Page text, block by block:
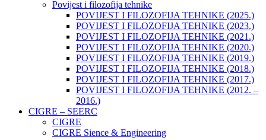
Povijest i filozofija tehnike
POVIJEST I FILOZOFIJA TEHNIKE (2025.)
POVIJEST I FILOZOFIJA TEHNIKE (2023.)
POVIJEST I FILOZOFIJA TEHNIKE (2021.)
POVIJEST I FILOZOFIJA TEHNIKE (2020.)
POVIJEST I FILOZOFIJA TEHNIKE (2019.)
POVIJEST I FILOZOFIJA TEHNIKE (2018.)
POVIJEST I FILOZOFIJA TEHNIKE (2017.)
POVIJEST I FILOZOFIJA TEHNIKE (2012. –
2016.)
CIGRE – SEERC
CIGRE
CIGRE Sience & Engineering